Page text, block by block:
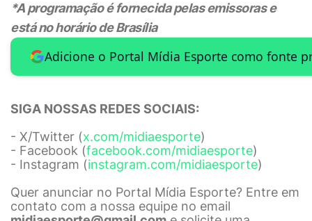
*A programação é fornecida pelas emissoras e
está no horário de Brasília
Adicione o Portal Mídia Esporte como fonte
SIGA NOSSAS REDES SOCIAIS:
- X/Twitter (x.com/midiaesporte)
- Facebook (facebook.com/midiaesporte)
- Instagram (instagram.com/midiaesporte)
Quer anunciar no Portal Mídia Esporte? Entre em
contato com a nossa equipe no email